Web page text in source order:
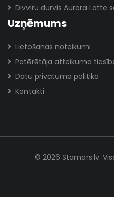
Divviru durvis Aurora Latte
Uzņēmums
Lietošanas noteikumi
Patērētāja atteikuma
Datu privātuma politika
Kontakti
© 2026 Stamars.lv.